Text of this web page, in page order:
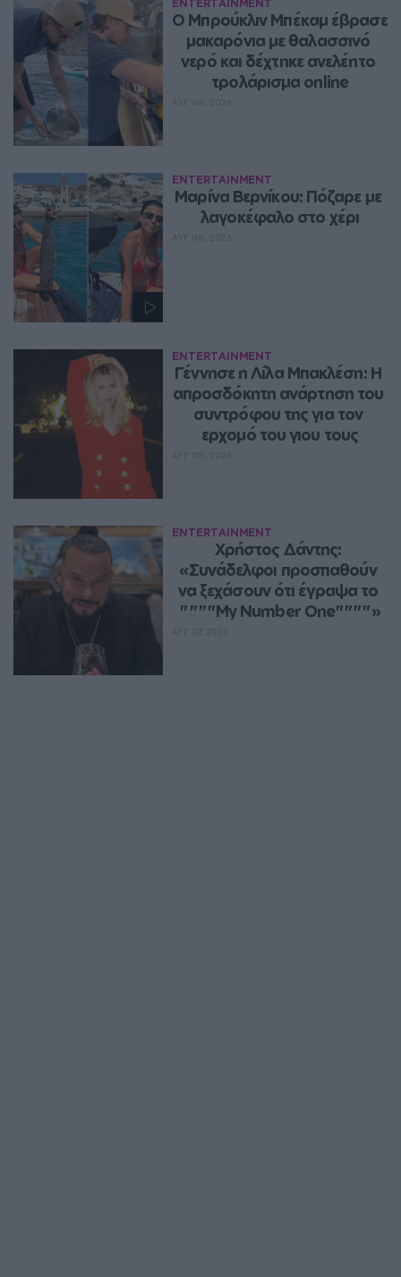
ENTERTAINMENT
Ο Μπρούκλιν Μπέκαμ έβρασε
μακαρόνια με θαλασσινό
νερό και δέχτηκε ανελέητο
τρολάρισμα online
ENTERTAINMENT
Μαρίνα Βερνίκου: Πόζαρε με
λαγοκέφαλο στο χέρι
ENTERTAINMENT
Γέννησε η Λίλα Μπακλέση: Η
απροσδόκητη ανάρτηση του
συντρόφου της για τον
ερχομό του γιου τους
ENTERTAINMENT
Χρήστος Δάντης:
«Συνάδελφοι προσπαθούν
να ξεχάσουν ότι έγραψα το
""""My Number One""""»